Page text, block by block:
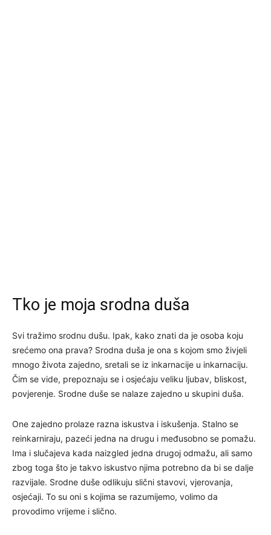
Tko je moja srodna duša
Svi tražimo srodnu dušu. Ipak, kako znati da je osoba koju
srećemo ona prava? Srodna duša je ona s kojom smo živjeli
mnogo života zajedno, sretali se iz inkarnacije u inkarnaciju.
Čim se vide, prepoznaju se i osjećaju veliku ljubav, bliskost,
povjerenje. Srodne duše se nalaze zajedno u skupini duša.
One zajedno prolaze razna iskustva i iskušenja. Stalno se
reinkarniraju, pazeći jedna na drugu i međusobno se pomažu.
Ima i slučajeva kada naizgled jedna drugoj odmažu, ali samo
zbog toga što je takvo iskustvo njima potrebno da bi se dalje
razvijale. Srodne duše odlikuju slični stavovi, vjerovanja,
osjećaji. To su oni s kojima se razumijemo, volimo da
provodimo vrijeme i slično.